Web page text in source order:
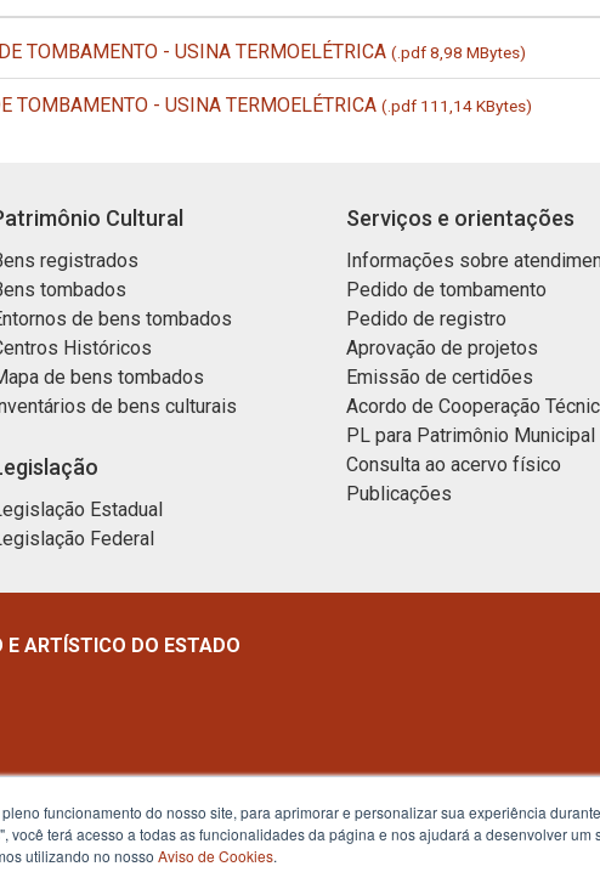
TOMBAMENTO - USINA TERMOELÉTRICA (.pdf 8,98 MBytes)
TOMBAMENTO - USINA TERMOELÉTRICA (.pdf 111,14 KBytes)
Cultural
registrados
tombados
de bens tombados
Históricos
de bens tombados
de bens culturais
Estadual
Federal
Serviços e orientações
Informações sobre
Pedido de tombamento
Pedido de registro
Aprovação de projetos
Emissão de certidões
Acordo de Cooperação
PL para Patrimônio Municipal
Consulta ao acervo físico
Publicações
ARTÍSTICO DO ESTADO
funcionamento do nosso site, para aprimorar e personalizar sua experiência
você terá acesso a todas as funcionalidades da página e nos ajudará a desenvolver
utilizando no nosso Aviso de Cookies.